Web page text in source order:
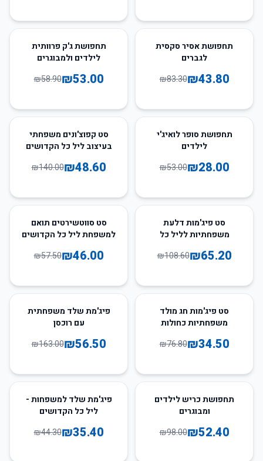
47תחפושת אסיר סקסית
לגברים
₪43.80
₪83.30
10תחפושת ג'ק פרוותית
לילדים ולמבוגרים
₪53.00
₪58.90
47תחפושת סופר לואיג'י
לילדים
₪28.00
₪53.00
65
סט קפוצ'ונים משפחתי
בעיצוב ליל כל הקדושים
₪48.60
₪140.00
סט פיג'מות דלעת
משפחתיות לליל כל
₪65.20
₪108.60
20סט סווטשירטים תואם
למשפחת ליל כל הקדושים
₪46.00
₪57.50
סט פיג'מות חג מולד
משפחתיות כחולות
₪34.50
₪76.80
65
פיג'מת שלד משפחתית
עם רוכסן
₪56.50
₪163.00
47
תחפושת כריש לילדים
ומבוגרים
₪52.40
₪98.00
20
פיג'מת שלד למשפחות -
ליל כל הקדושים
₪35.40
₪44.30